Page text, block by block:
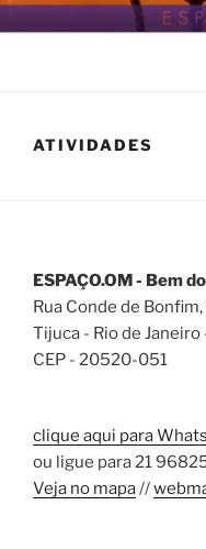
Pular
para
Seja bem vindo ao
ATIVIDADES
ESPAÇO.OM - Bem
Rua Conde de
Tijuca - Rio de Janeiro
CEP - 20520-051
clique aqui para
ou ligue para 21
Veja no mapa//